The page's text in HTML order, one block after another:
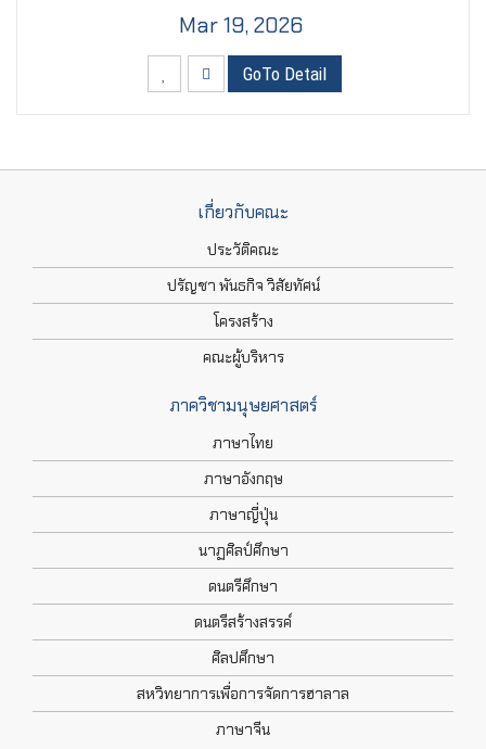
Mar 19, 2026
GoTo Detail
เกี่ยวกับคณะ
ประวัติคณะ
ปรัญชา พันธกิจ วิสัยทัศน์
โครงสร้าง
คณะผู้บริหาร
ภาควิชามนุษยศาสตร์
ภาษาไทย
ภาษาอังกฤษ
ภาษาญี่ปุ่น
นาฏศิลป์ศึกษา
ดนตรีศึกษา
ดนตรีสร้างสรรค์
ศิลปศึกษา
สหวิทยาการเพื่อการจัดการฮาลาล
ภาษาจีน